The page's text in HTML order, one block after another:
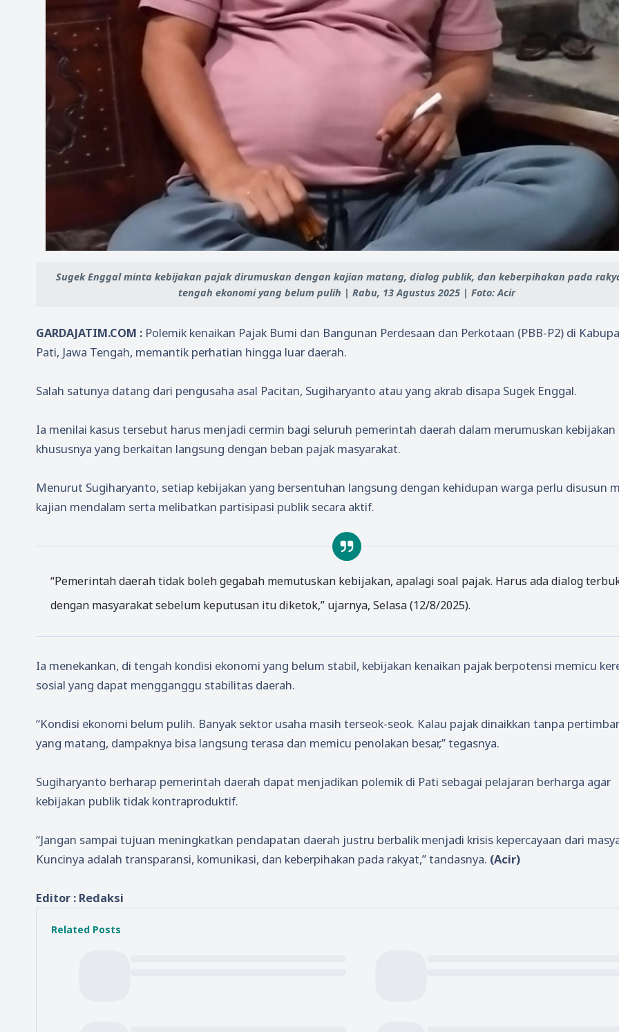
Sugek Enggal minta kebijakan pajak dirumuskan dengan kajian matang, dialog publik, dan keberpihakan pada
tengah ekonomi yang belum pulih | Rabu, 13 Agustus 2025 | Foto: Acir
GARDAJATIM.COM : Polemik kenaikan Pajak Bumi dan Bangunan Perdesaan dan Perkotaan (PBB-P2) di
Pati, Jawa Tengah, memantik perhatian hingga luar daerah.
Salah satunya datang dari pengusaha asal Pacitan, Sugiharyanto atau yang akrab disapa Sugek Enggal.
Ia menilai kasus tersebut harus menjadi cermin bagi seluruh pemerintah daerah dalam merumuskan kebijakan
khususnya yang berkaitan langsung dengan beban pajak masyarakat.
Menurut Sugiharyanto, setiap kebijakan yang bersentuhan langsung dengan kehidupan warga perlu disusun
kajian mendalam serta melibatkan partisipasi publik secara aktif.
“Pemerintah daerah tidak boleh gegabah memutuskan kebijakan, apalagi soal pajak. Harus ada dialog
dengan masyarakat sebelum keputusan itu diketok,” ujarnya, Selasa (12/8/2025).
Ia menekankan, di tengah kondisi ekonomi yang belum stabil, kebijakan kenaikan pajak berpotensi memicu
sosial yang dapat mengganggu stabilitas daerah.
“Kondisi ekonomi belum pulih. Banyak sektor usaha masih terseok-seok. Kalau pajak dinaikkan tanpa
yang matang, dampaknya bisa langsung terasa dan memicu penolakan besar,” tegasnya.
Sugiharyanto berharap pemerintah daerah dapat menjadikan polemik di Pati sebagai pelajaran berharga agar
kebijakan publik tidak kontraproduktif.
“Jangan sampai tujuan meningkatkan pendapatan daerah justru berbalik menjadi krisis kepercayaan dari
Kuncinya adalah transparansi, komunikasi, dan keberpihakan pada rakyat,” tandasnya. (Acir)
Editor : Redaksi
Related Posts